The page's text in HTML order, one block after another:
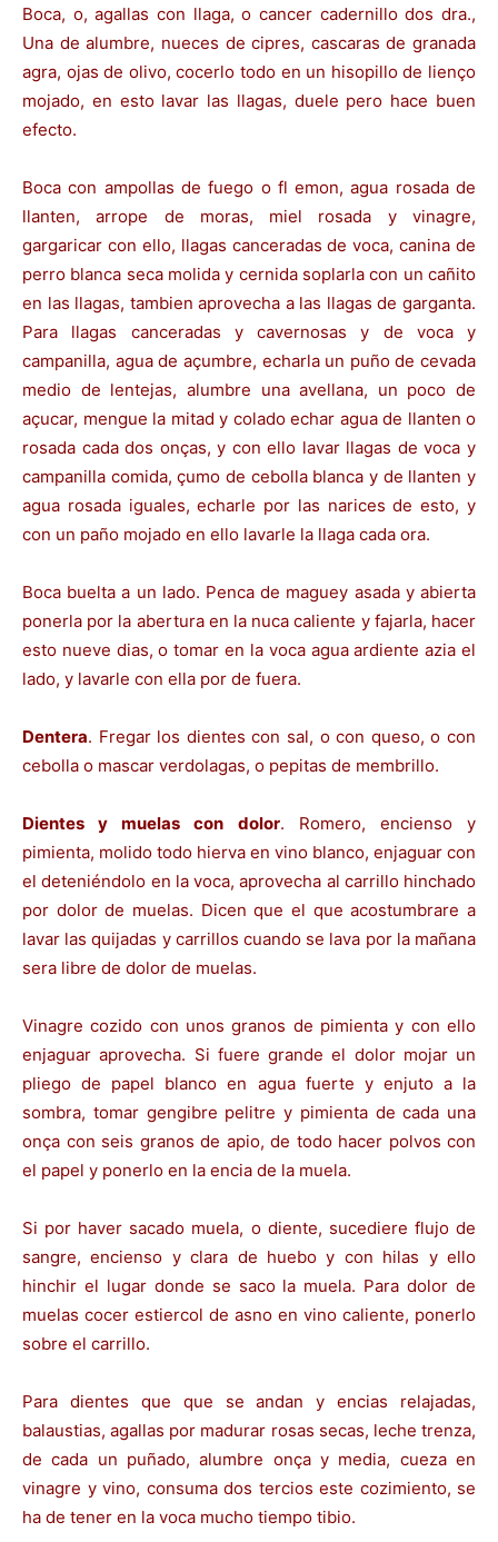
Boca, o, agallas con llaga, o cancer cadernillo dos dra.,
Una de alumbre, nueces de cipres, cascaras de granada
agra, ojas de olivo, cocerlo todo en un hisopillo de lienço
mojado, en esto lavar las llagas, duele pero hace buen
efecto.
Boca con ampollas de fuego o fl emon, agua rosada de
llanten, arrope de moras, miel rosada y vinagre,
gargaricar con ello, llagas canceradas de voca, canina de
perro blanca seca molida y cernida soplarla con un cañito
en las llagas, tambien aprovecha a las llagas de garganta.
Para llagas canceradas y cavernosas y de voca y
campanilla, agua de açumbre, echarla un puño de cevada
medio de lentejas, alumbre una avellana, un poco de
açucar, mengue la mitad y colado echar agua de llanten o
rosada cada dos onças, y con ello lavar llagas de voca y
campanilla comida, çumo de cebolla blanca y de llanten y
agua rosada iguales, echarle por las narices de esto, y
con un paño mojado en ello lavarle la llaga cada ora.
Boca buelta a un lado. Penca de maguey asada y abierta
ponerla por la abertura en la nuca caliente y fajarla, hacer
esto nueve dias, o tomar en la voca agua ardiente azia el
lado, y lavarle con ella por de fuera.
Dentera. Fregar los dientes con sal, o con queso, o con
cebolla o mascar verdolagas, o pepitas de membrillo.
Dientes y muelas con dolor. Romero, encienso y
pimienta, molido todo hierva en vino blanco, enjaguar con
el deteniéndolo en la voca, aprovecha al carrillo hinchado
por dolor de muelas. Dicen que el que acostumbrare a
lavar las quijadas y carrillos cuando se lava por la mañana
sera libre de dolor de muelas.
Vinagre cozido con unos granos de pimienta y con ello
enjaguar aprovecha. Si fuere grande el dolor mojar un
pliego de papel blanco en agua fuerte y enjuto a la
sombra, tomar gengibre pelitre y pimienta de cada una
onça con seis granos de apio, de todo hacer polvos con
el papel y ponerlo en la encia de la muela.
Si por haver sacado muela, o diente, sucediere flujo de
sangre, encienso y clara de huebo y con hilas y ello
hinchir el lugar donde se saco la muela. Para dolor de
muelas cocer estiercol de asno en vino caliente, ponerlo
sobre el carrillo.
Para dientes que que se andan y encias relajadas,
balaustias, agallas por madurar rosas secas, leche trenza,
de cada un puñado, alumbre onça y media, cueza en
vinagre y vino, consuma dos tercios este cozimiento, se
ha de tener en la voca mucho tiempo tibio.